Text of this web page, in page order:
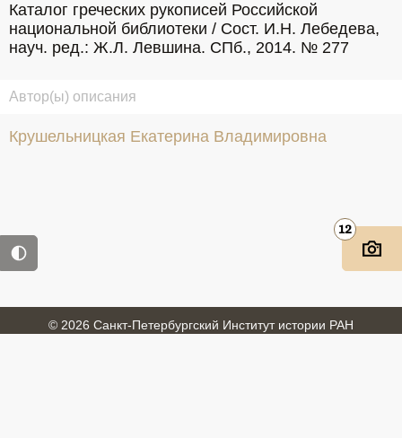
Каталог греческих рукописей Российской
национальной библиотеки / Сост. И.Н. Лебедева,
науч. ред.: Ж.Л. Левшина. СПб., 2014. № 277
Автор(ы) описания
Крушельницкая Екатерина Владимировна
12
© 2026 Санкт-Петербургский Институт истории РАН